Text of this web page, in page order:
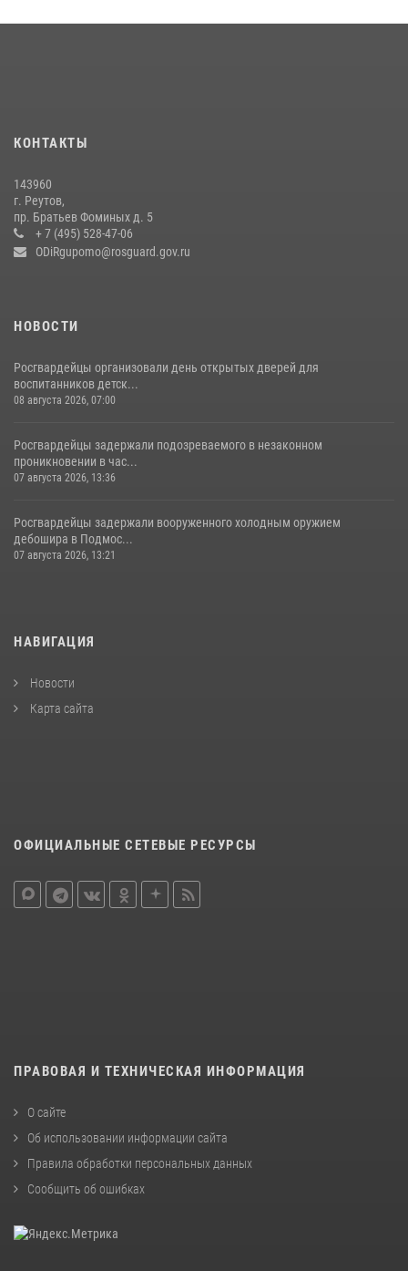
18 июля 2026, 07:03
сотрудников спецподразделений в преодолении полосы
препятствий со стрельбой
14 июля 2026, 15:13
КОНТАКТЫ
143960
г. Реутов,
пр. Братьев Фоминых д. 5
+ 7 (495) 528-47-06
ODiRgupomo@rosguard.gov.ru
НОВОСТИ
Росгвардейцы организовали день открытых дверей для
воспитанников детск...
08 августа 2026, 07:00
Росгвардейцы задержали подозреваемого в незаконном
проникновении в час...
07 августа 2026, 13:36
Росгвардейцы задержали вооруженного холодным оружием
дебошира в Подмос...
07 августа 2026, 13:21
НАВИГАЦИЯ
Новости
Карта сайта
ОФИЦИАЛЬНЫЕ СЕТЕВЫЕ РЕСУРСЫ
ПРАВОВАЯ И ТЕХНИЧЕСКАЯ ИНФОРМАЦИЯ
О сайте
Об использовании информации сайта
Правила обработки персональных данных
Сообщить об ошибках